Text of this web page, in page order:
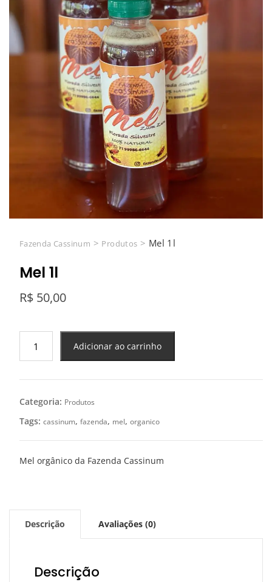
Fazenda Cassinum > Produtos > Mel 1l
Mel 1l
R$50,00
Adicionar ao carrinho
Categoria: Produtos
Tags: cassinum, fazenda, mel, organico
Mel orgânico da Fazenda Cassinum
Descrição Avaliações (0)
Descrição